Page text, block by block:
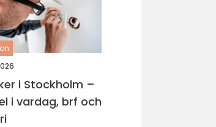
i Stockholm –
i vardag, brf och